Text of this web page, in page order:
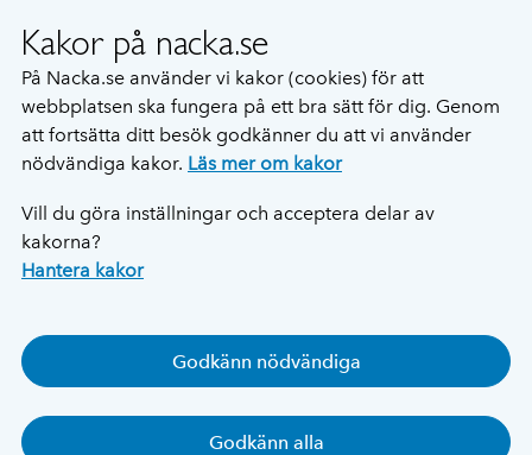
Kakor på nacka.se
På Nacka.se använder vi kakor (cookies) för att
webbplatsen ska fungera på ett bra sätt för dig. Genom
att fortsätta ditt besök godkänner du att vi använder
nödvändiga kakor. Läs mer om kakor
Vill du göra inställningar och acceptera delar av
kakorna?
Hantera kakor
Godkänn nödvändiga
Godkänn alla